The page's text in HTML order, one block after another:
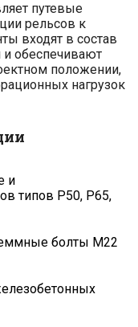
путевые
рельсов к
входят в состав
обеспечивают
положении,
нагрузок
и
типов Р50, Р65,
болты М22